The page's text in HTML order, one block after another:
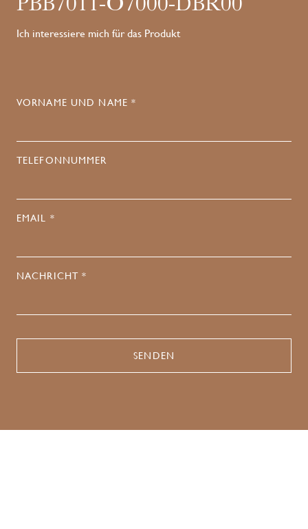
Ich interessiere mich für das Produkt
VORNAME UND NAME *
TELEFONNUMMER
EMAIL *
NACHRICHT *